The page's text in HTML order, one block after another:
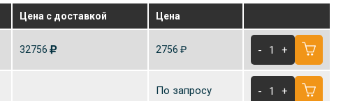
Цена с доставкой Цена
32756 2756 ₽ - 1 +
По запросу - 1 +